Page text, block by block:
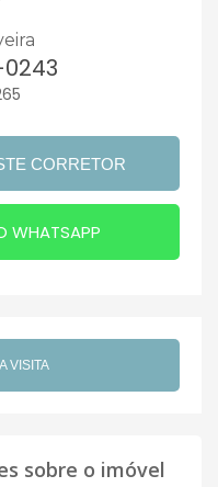
0243
CORRETOR
WHATSAPP
VISITA
sobre o imóvel